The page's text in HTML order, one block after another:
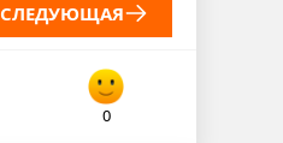
СЛЕДУЮЩАЯ
0